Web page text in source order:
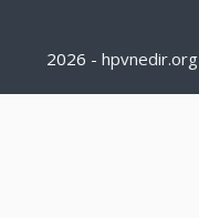
2026 - hpvnedir.org